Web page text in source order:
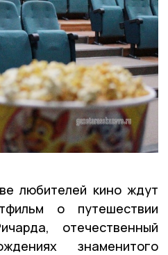
любителей кино ждут
о путешествии
отечественный
знаменитого